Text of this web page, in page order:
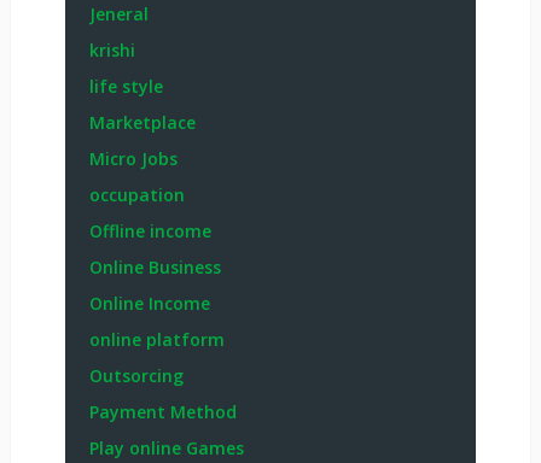
Jeneral
krishi
life style
Marketplace
Micro Jobs
occupation
Offline income
Online Business
Online Income
online platform
Outsorcing
Payment Method
Play online Games